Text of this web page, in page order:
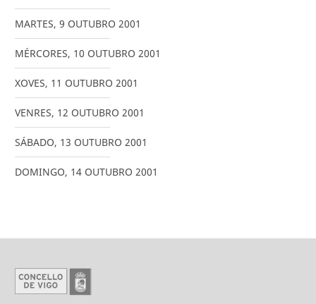
MARTES, 9 OUTUBRO 2001
MÉRCORES, 10 OUTUBRO 2001
XOVES, 11 OUTUBRO 2001
VENRES, 12 OUTUBRO 2001
SÁBADO, 13 OUTUBRO 2001
DOMINGO, 14 OUTUBRO 2001